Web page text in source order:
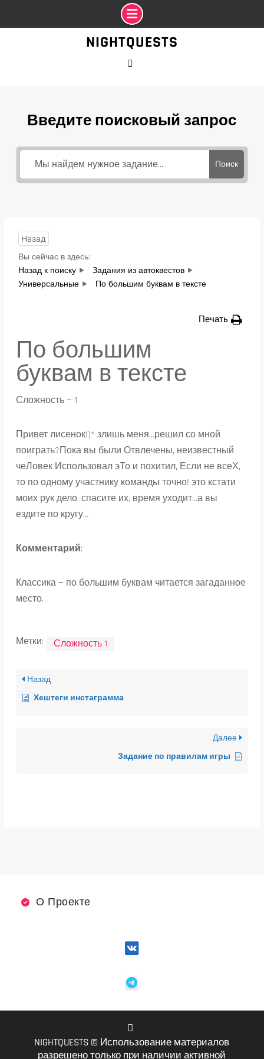
NIGHTQUESTS
Введите поисковый запрос
Поиск
Назад
Вы сейчас в здесь:
Назад к поиску
Задания из автоквестов
Универсальные
По большим буквам в тексте
Печать
По большим
буквам в тексте
Сложность — 1
Привет лисенок!)* злишь меня…решил со мной
поиграть?Пока вы были Отвлечены, неизвестный
чеЛовек Использовал эТо и похитил, Если не всеХ,
то по одному участнику команды точно! это кстати
моих рук дело. спасите их, время уходит…а вы
ездите по кругу…
Комментарий:
Классика — по большим буквам читается загаданное
место.
Метки: Сложность 1
Назад
Хештеги инстаграмма
Далее
Задание по правилам игры
О Проекте
VK
NIGHTQUESTS © Использование материалов
разрешено только при наличии активной